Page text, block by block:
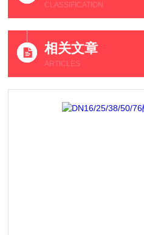
CLASSIFICATION
相关文章
ARTICLES